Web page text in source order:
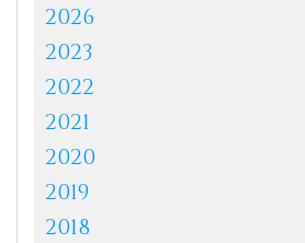
2026
2023
2022
2021
2020
2019
2018